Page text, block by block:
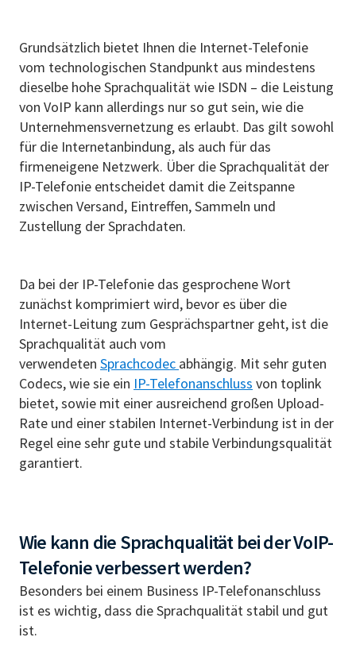
Grundsätzlich bietet Ihnen die Internet-Telefonie
vom technologischen Standpunkt aus mindestens
dieselbe hohe Sprachqualität wie ISDN – die Leistung
von VoIP kann allerdings nur so gut sein, wie die
Unternehmensvernetzung es erlaubt. Das gilt sowohl
für die Internetanbindung, als auch für das
firmeneigene Netzwerk. Über die Sprachqualität der
IP-Telefonie entscheidet damit die Zeitspanne
zwischen Versand, Eintreffen, Sammeln und
Zustellung der Sprachdaten.
Da bei der IP-Telefonie das gesprochene Wort
zunächst komprimiert wird, bevor es über die
Internet-Leitung zum Gesprächspartner geht, ist die
Sprachqualität auch vom
verwendeten Sprachcodec abhängig. Mit sehr guten
Codecs, wie sie ein IP-Telefonanschluss von toplink
bietet, sowie mit einer ausreichend großen Upload-
Rate und einer stabilen Internet-Verbindung ist in der
Regel eine sehr gute und stabile Verbindungsqualität
garantiert.
Wie kann die Sprachqualität bei der VoIP-
Telefonie verbessert werden?
Besonders bei einem Business IP-Telefonanschluss
ist es wichtig, dass die Sprachqualität stabil und gut
ist.